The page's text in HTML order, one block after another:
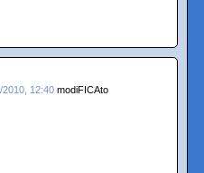
2010, 12:40 modiFICAto